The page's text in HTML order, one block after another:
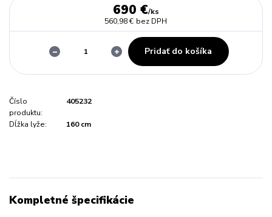
690 €/ks
560,98 € bez DPH
Pridať do košíka
Číslo
produktu:
405232
Dĺžka lyže: 160 cm
Kompletné špecifikácie